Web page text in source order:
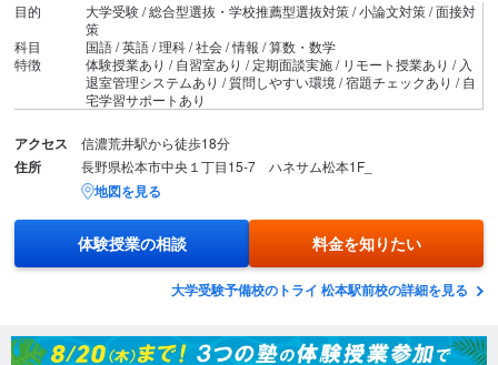
目的
大学受験 / 総合型選抜・学校推薦型選抜対策 / 小論文対策 / 面接対
策
科目
国語 / 英語 / 理科 / 社会 / 情報 / 算数・数学
特徴
体験授業あり / 自習室あり / 定期面談実施 / リモート授業あり / 入
退室管理システムあり / 質問しやすい環境 / 宿題チェックあり / 自
宅学習サポートあり
アクセス 信濃荒井駅から徒歩18分
住所 長野県松本市中央１丁目15-7 ハネサム松本1F_
地図を見る
体験授業の相談 料金を知りたい
大学受験予備校のトライ 松本駅前校の詳細を見る